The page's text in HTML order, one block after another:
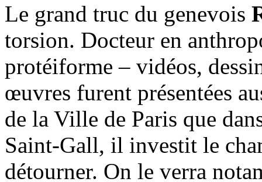
Le grand truc du genevois
torsion. Docteur en
protéiforme – vidéos,
œuvres furent présentées
de la Ville de Paris que
Saint-Gall, il investit le
détourner. On le verra